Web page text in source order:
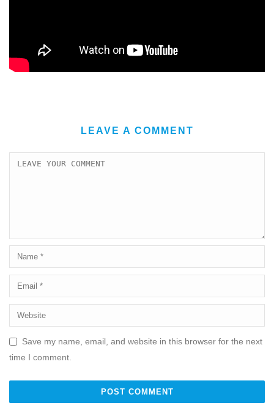
LEAVE A COMMENT
Save my name, email, and website in this browser for the next
time I comment.